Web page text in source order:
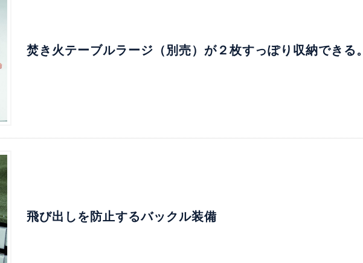
焚き火テーブルラージ（別売）が２枚すっぽり収納できる。
飛び出しを防止するバックル装備